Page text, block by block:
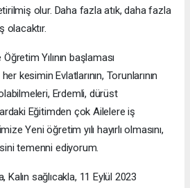
olur. Daha fazla atık, daha fazla
olacaktır.
Yılının başlaması
kesimin Evlatlarının, Torunlarının
Erdemli, dürüst
Eğitimden çok Ailelere iş
Yeni öğretim yılı hayırlı olmasını,
temenni ediyorum.
Kalın sağlıcakla, 11 Eylül 2023